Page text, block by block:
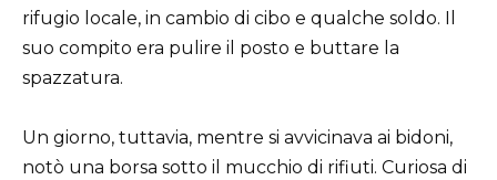
rifugio locale, in cambio di cibo e qualche soldo. Il
suo compito era pulire il posto e buttare la
spazzatura.
Un giorno, tuttavia, mentre si avvicinava ai bidoni,
notò una borsa sotto il mucchio di rifiuti. Curiosa di